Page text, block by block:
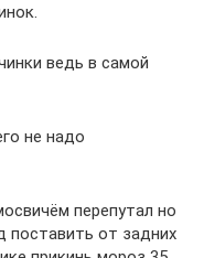
ведь в самой
не надо
перепутал но
поставить от задних